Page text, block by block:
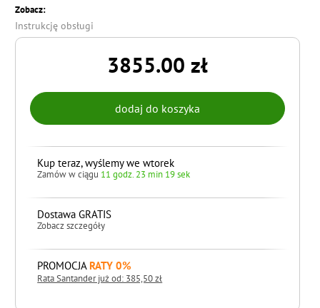
Zobacz:
Instrukcję obsługi
3855.00 zł
Kup teraz, wyślemy we wtorek
Zamów w ciągu 11 godz. 23 min 17 sek
Dostawa GRATIS
Zobacz szczegóły
PROMOCJA RATY 0%
Rata Santander już od: 385,50 zł